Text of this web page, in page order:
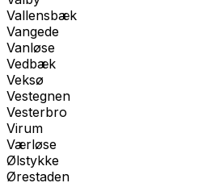
Vallensbæk
Vangede
Vanløse
Vedbæk
Veksø
Vestegnen
Vesterbro
Virum
Værløse
Ølstykke
Ørestaden